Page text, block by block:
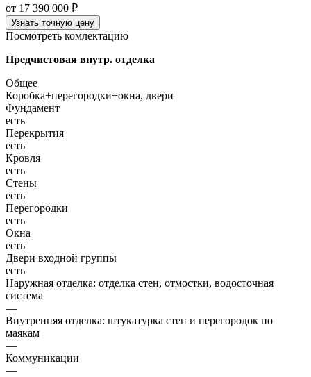
от 17 390 000 ₽
Узнать точную цену
Посмотреть комлектацию
Предчистовая внутр. отделка
Общее
Коробка+перегородки+окна, двери
Фундамент
есть
Перекрытия
есть
Кровля
есть
Стены
есть
Перегородки
есть
Окна
есть
Двери входной группы
есть
Наружная отделка: отделка стен, отмостки, водосточная
система
—
Внутренняя отделка: штукатурка стен и перегородок по
маякам
—
Коммуникации
—